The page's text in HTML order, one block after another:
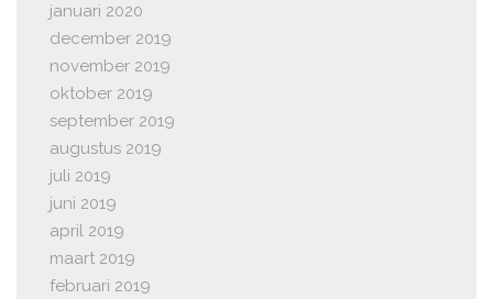
januari 2020
december 2019
november 2019
oktober 2019
september 2019
augustus 2019
juli 2019
juni 2019
april 2019
maart 2019
februari 2019